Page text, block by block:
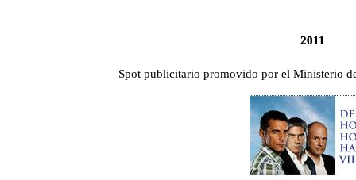
2011
Spot publicitario promovido por el Ministerio
2011